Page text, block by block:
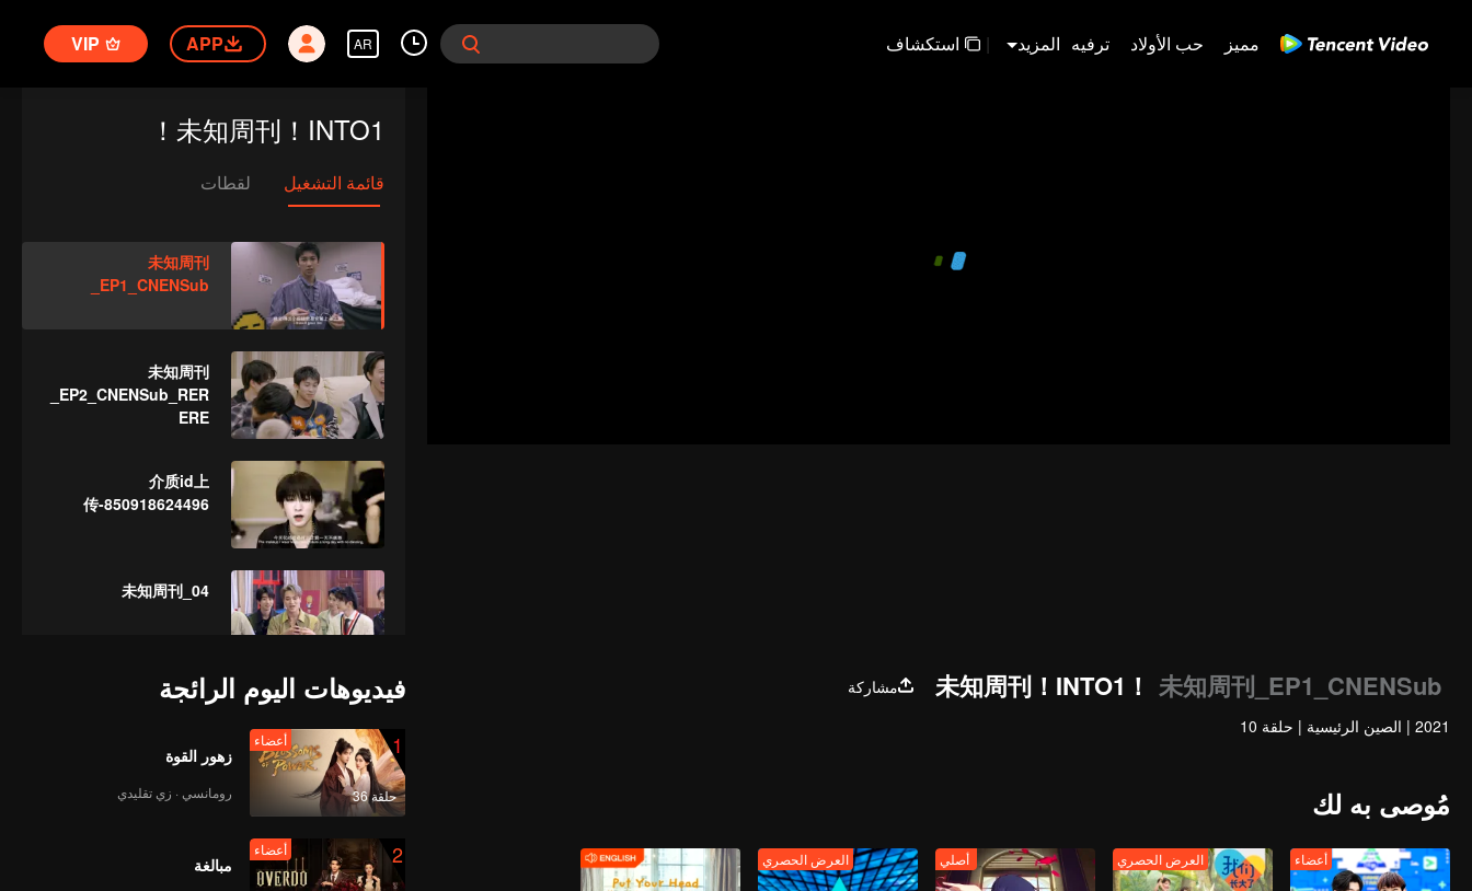
مميز حب الأولاد ترفيه المزيد | استكشاف AR
APP
VIP
未知周刊！INTO1！
قائمة التشغيل لقطات
未知周刊
_EP1_CNENSub
未知周刊
_EP2_CNENSub_RER
ERE
介质id上
传-850918624496
未知周刊_04
vol5剪辑0531无字幕版
未知周刊！INTO1！ 未知周刊_EP1_CNENSub
مشاركة
2021
| الصين الرئيسية | حلقة 10
مُوصى به لك
أعضاء العرض الحصري أصلي العرض الحصري
فيديوهات اليوم الرائجة
1
حلقة 36
أعضاء
زهور القوة
رومانسي · زي تقليدي
2 أعضاء
مبالغة